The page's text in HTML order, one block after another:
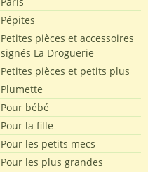
Pépites
Petites pièces et accessoires
signés La Droguerie
Petites pièces et petits plus
Plumette
Pour bébé
Pour la fille
Pour les petits mecs
Pour les plus grandes